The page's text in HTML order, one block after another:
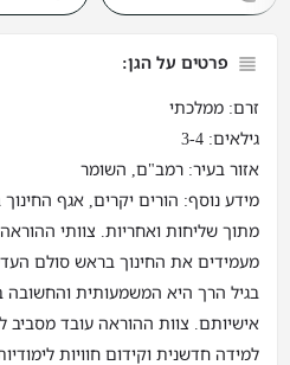
פרטים על הגן:
זרם: ממלכתי
גילאים: 3-4
אזור בעיר: רמב"ם, השומר
מידע נוסף: הורים יקרים, אגף החינוך
מתוך שליחות ואחריות. צוותי
מעמידים את החינוך בראש סולם
בגיל הרך היא המשמעותית והחשובה
אישיותם. צוות ההוראה עובד מסביב
למידה חדשנית וקידום חוויות